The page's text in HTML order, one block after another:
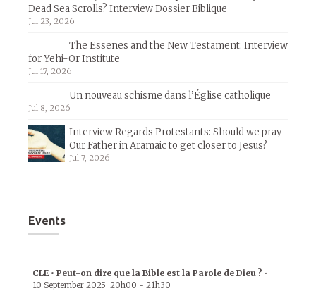
Dead Sea Scrolls? Interview Dossier Biblique
Jul 23, 2026
The Essenes and the New Testament: Interview
for Yehi-Or Institute
Jul 17, 2026
Un nouveau schisme dans l’Église catholique
Jul 8, 2026
Interview Regards Protestants: Should we pray
Our Father in Aramaic to get closer to Jesus?
Jul 7, 2026
Events
CLE • Peut-on dire que la Bible est la Parole de Dieu ? •
10 September 2025 20h00 - 21h30